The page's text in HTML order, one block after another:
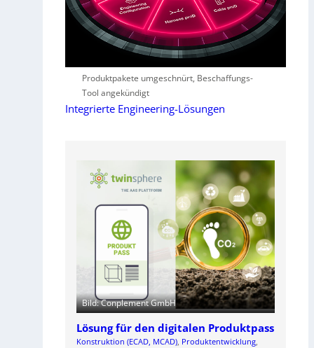
Produktpakete umgeschnürt, Beschaffungs-
Tool angekündigt
Integrierte Engineering-Lösungen
Bild: Conplement GmbH
Lösung für den digitalen Produktpass
Konstruktion (ECAD, MCAD) Produktentwicklung